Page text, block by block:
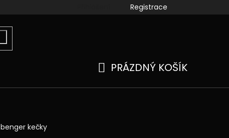
kamenné prodejny
Registrace
PRÁZDNÝ KOŠÍK
benger kečky